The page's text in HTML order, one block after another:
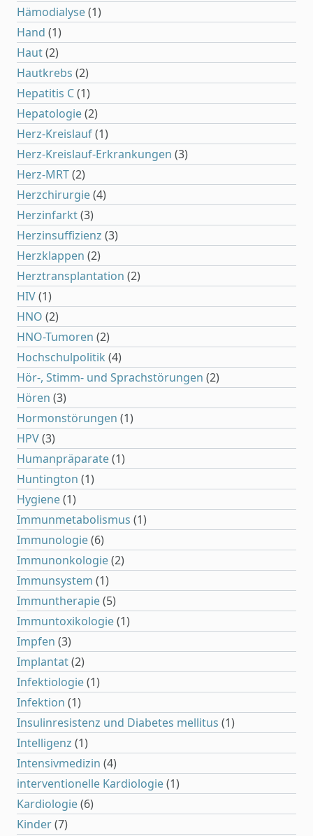
Hämodialyse(1)
Hand (1)
Haut(2)
Hautkrebs (2)
Hepatitis C(1)
Hepatologie(2)
Herz-Kreislauf(1)
Herz-Kreislauf-Erkrankungen (3)
Herz-MRT(2)
Herzchirurgie(4)
Herzinfarkt(3)
Herzinsuffizienz (3)
Herzklappen (2)
Herztransplantation (2)
HIV(1)
HNO (2)
HNO-Tumoren (2)
Hochschulpolitik (4)
Hör-, Stimm- und Sprachstörungen (2)
Hören (3)
Hormonstörungen (1)
HPV(3)
Humanpräparate(1)
Huntington (1)
Hygiene(1)
Immunmetabolismus (1)
Immunologie(6)
Immunonkologie(2)
Immunsystem (1)
Immuntherapie(5)
Immuntoxikologie(1)
Impfen (3)
Implantat(2)
Infektiologie(1)
Infektion (1)
Insulinresistenz und Diabetes mellitus (1)
Intelligenz (1)
Intensivmedizin (4)
interventionelle Kardiologie(1)
Kardiologie(6)
Kinder(7)